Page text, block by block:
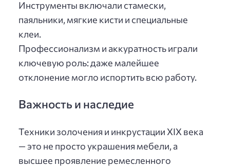
Инструменты включали стамески,
паяльники, мягкие кисти и специальные
клеи.
Профессионализм и аккуратность играли
ключевую роль: даже малейшее
отклонение могло испортить всю работу.
Важность и наследие
Техники золочения и инкрустации XIX века
— это не просто украшения мебели, а
высшее проявление ремесленного